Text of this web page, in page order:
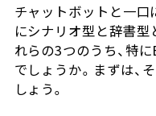
チャットボットと一口
にシナリオ型と辞書
れらの3つのうち、特
でしょうか。まずは、
しょう。